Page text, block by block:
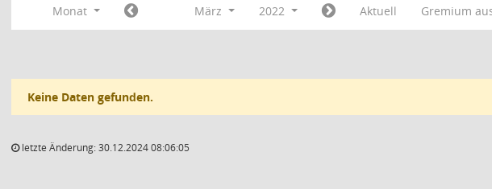
Monat März 2022 Aktuell Gremium
Keine Daten gefunden.
letzte Änderung: 30.12.2024 08:06:05